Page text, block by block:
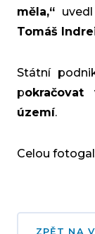
měla,“uvedl
Tomáš
Státní
p
území.
Celou
ZPĚT NA